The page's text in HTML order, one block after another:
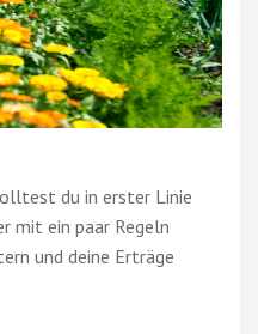
du in erster Linie
mit ein paar Regeln
und deine Erträge